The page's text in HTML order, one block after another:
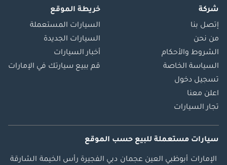
شركة
إتصل بنا
من نحن
الشروط والأحكام
السياسة الخاصة
تسجيل دخول
اعلن معنا
تجار السيارات
خريطة الموقع
السيارات المستعملة
السيارات الجديدة
أخبار السيارات
قم ببيع سيارتك في الإمارات
سيارات مستعملة للبيع حسب الموقع
الإمارات أبوظبي العين عجمان دبي الفجيرة رأس الخيمة الشارقة